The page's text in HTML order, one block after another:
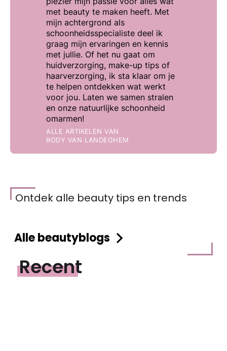
met beauty te maken heeft. Met
mijn achtergrond als
schoonheidsspecialiste deel ik
graag mijn ervaringen en kennis
met jullie. Of het nu gaat om
huidverzorging, make-up tips of
haarverzorging, ik sta klaar om je
te helpen ontdekken wat werkt
voor jou. Laten we samen stralen
en onze natuurlijke schoonheid
omarmen!
ALLE ARTIKELEN VAN
RODY VAN LANDEGHEM
Ontdek alle beauty tips en trends
Alle beautyblogs
Recent